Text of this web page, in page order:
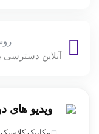
آنلاین دسترسی
ویدیو های